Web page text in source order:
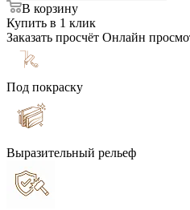
В корзину
Купить в 1 клик
Заказать просчёт Онлайн
Под покраску
Выразительный рельеф